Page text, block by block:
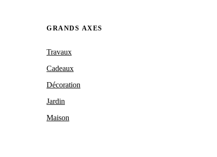
GRANDS AXES
Travaux
Cadeaux
Décoration
Jardin
Maison